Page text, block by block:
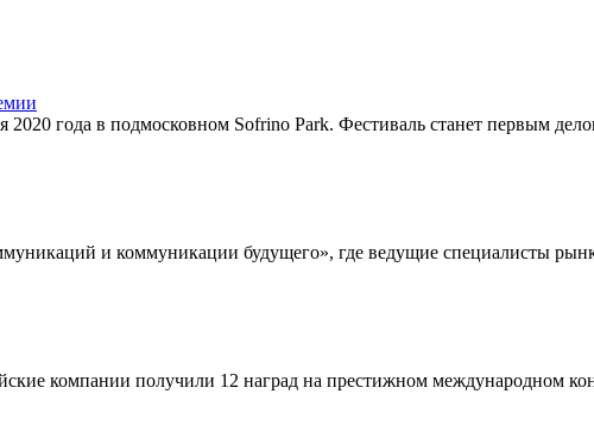
года в подмосковном Sofrino Park. Фестиваль станет первым
и коммуникации будущего», где ведущие специалисты
компании получили 12 наград на престижном международном